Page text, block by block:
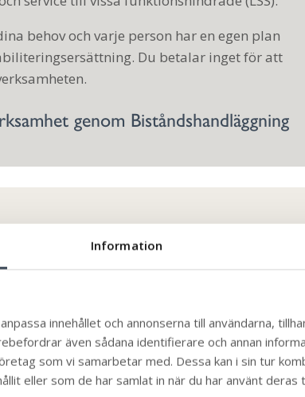
Information
innehållet och annonserna till användarna,
även sådana identifierare och annan
som vi samarbetar med. Dessa kan i sin tur
eller som de har samlat in när du har använt deras
behov och varje person har en egen plan
Du betalar inget för att
genom Biståndshandläggning
en hel del i trädgården som vi använder i